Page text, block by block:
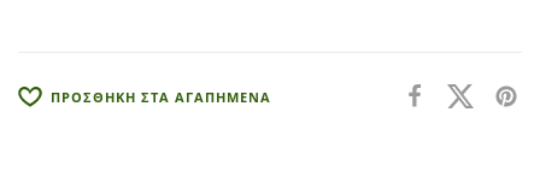
ΠΡΟΣΘΗΚΗ ΣΤΑ ΑΓΑΠΗΜΕΝΑ